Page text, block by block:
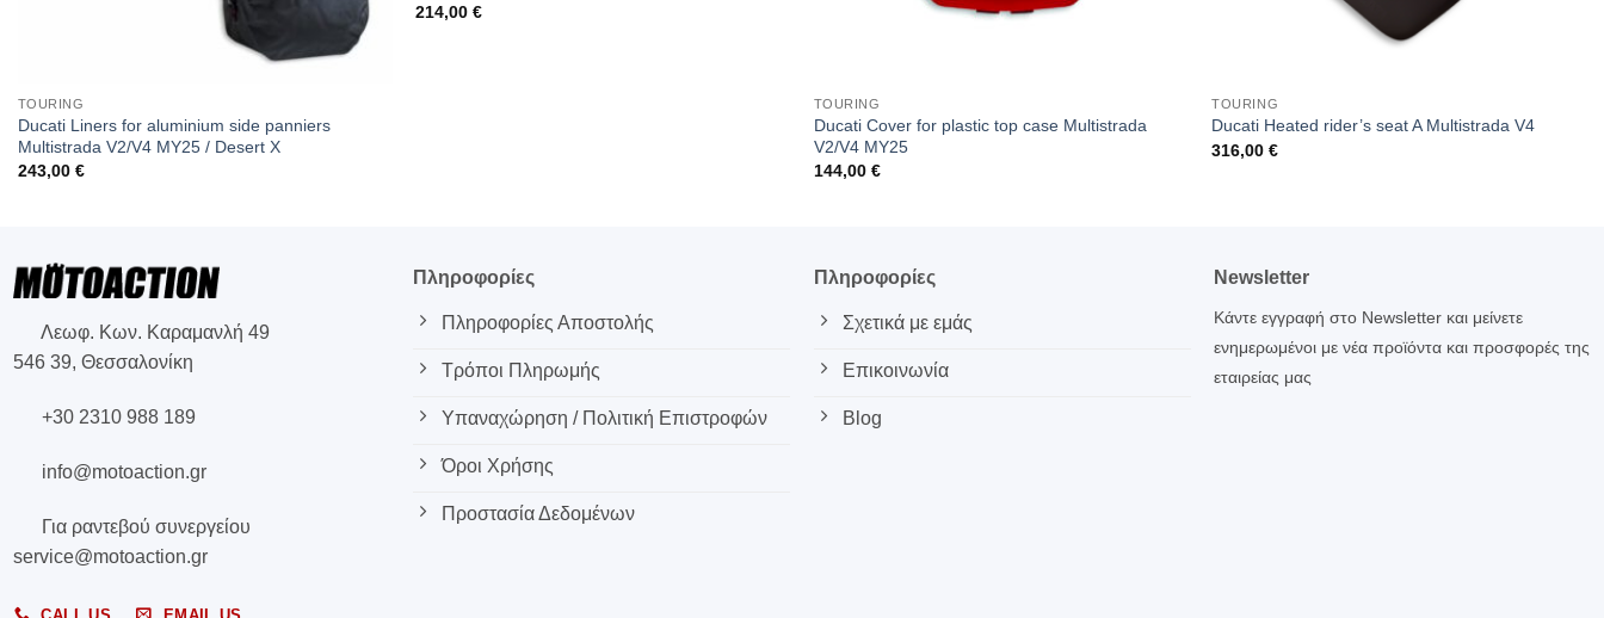
TOURING
Ducati Liners for aluminium side panniers
Multistrada V2/V4 MY25 / Desert X
243,00 €
214,00€
TOURING
Ducati Cover for plastic top case Multistrada
V2/V4 MY25
144,00 €
TOURING
Ducati Heated rider’s seat A Multistrada V4
316,00€
Λεωφ. Κων. Καραμανλή 49
546 39, Θεσσαλονίκη
+30 2310 988 189
info@motoaction.gr
Για ραντεβού συνεργείου
service@motoaction.gr
Πληροφορίες
Πληροφορίες Αποστολής
Τρόποι Πληρωμής
Υπαναχώρηση / Πολιτική Επιστροφών
Όροι Χρήσης
Προστασία Δεδομένων
Πληροφορίες
Σχετικά με εμάς
Επικοινωνία
Blog
Newsletter
Κάντε εγγραφή στο Newsletter και μείνετε
ενημερωμένοι με νέα προϊόντα και προσφορές της
εταιρείας μας